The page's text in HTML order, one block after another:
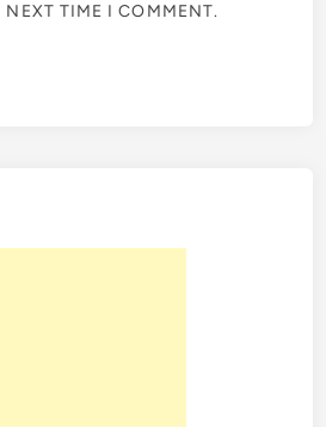
NEXT TIME I COMMENT.